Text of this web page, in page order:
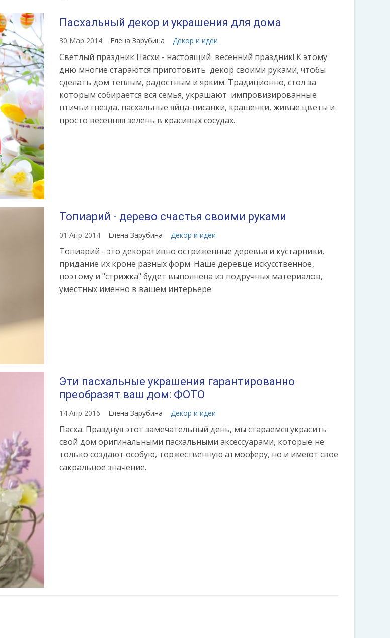
Пасхальный декор и украшения для дома
30 Мар 2014 Елена Зарубина Декор и идеи
Светлый праздник Пасхи - настоящий весенний праздник! К этому
дню многие стараются приготовить декор своими руками, чтобы
сделать дом теплым, радостным и ярким. Традиционно, стол за
которым собирается вся семья, украшают импровизированные
птичьи гнезда, пасхальные яйца-писанки, крашенки, живые цветы и
просто весенняя зелень в красивых сосудах.
Топиарий - дерево счастья своими руками
01 Апр 2014 Елена Зарубина Декор и идеи
Топиарий - это декоративно остриженные деревья и кустарники,
придание их кроне разных форм. Наше деревце искусственное,
поэтому и "стрижка" будет выполнена из подручных материалов,
уместных именно в вашем интерьере.
Эти пасхальные украшения гарантированно
преобразят ваш дом: ФОТО
14 Апр 2016 Елена Зарубина Декор и идеи
Пасха. Празднуя этот замечательный день, мы стараемся украсить
свой дом оригинальными пасхальными аксессуарами, которые не
только создают особую, торжественную атмосферу, но и имеют свое
сакральное значение.